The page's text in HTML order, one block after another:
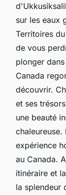
sur les eaux
Territoires
de vous
plonger
Canada
découvrir.
et ses
une beauté
expérience
au Canada.
itinéraire et
la splendeur